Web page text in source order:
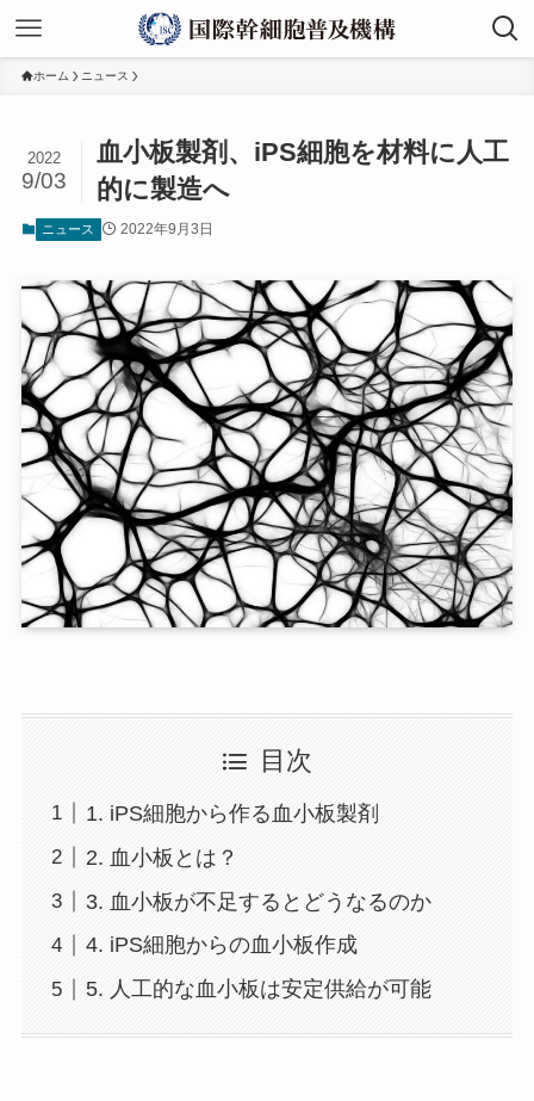
ホーム ニュース
血小板製剤、iPS細胞を材料に人工
的に製造へ
2022
9/03
ニュース 2022年9月3日
目次
1. iPS細胞から作る血小板製剤
2. 血小板とは？
3. 血小板が不足するとどうなるのか
4. iPS細胞からの血小板作成
5. 人工的な血小板は安定供給が可能